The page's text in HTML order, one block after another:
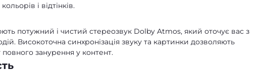
і відтінків.
потужний і чистий стереозвук Dolby Atmos, який оточує вас з
Високоточна синхронізація звуку та картинки дозволяють
повного занурення у контент.